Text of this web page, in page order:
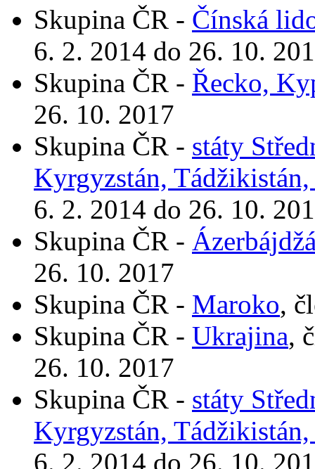
Skupina ČR - Čínská
6. 2. 2014 do 26. 10.
Skupina ČR - Řecko,
26. 10. 2017
Skupina ČR - státy
Kyrgyzstán,
6. 2. 2014 do 26. 10.
Skupina ČR -
26. 10. 2017
Skupina ČR - Maroko,
Skupina ČR - Ukrajina,
26. 10. 2017
Skupina ČR - státy
Kyrgyzstán,
6. 2. 2014 do 26. 10.